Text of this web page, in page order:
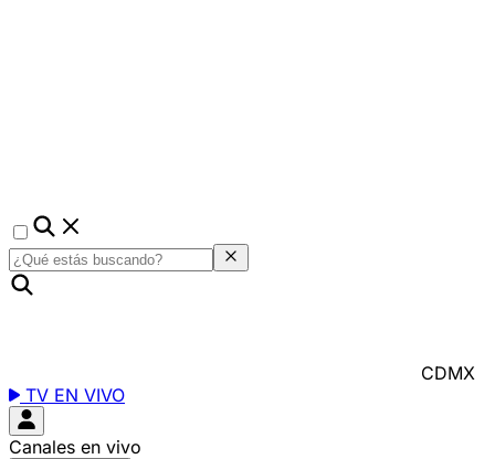
CDMX
TV EN VIVO
Canales en vivo